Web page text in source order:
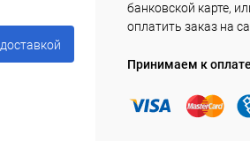
банковской карте,
оплатить заказ на
Принимаем к оплате